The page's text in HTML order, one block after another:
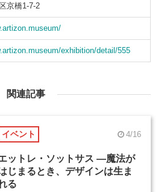
京橋1-7-2
exhibition/detail/555
関連記事
イベント 4/16
ットレ・ソットサス ―魔法が
じまるとき、デザインは生ま
る